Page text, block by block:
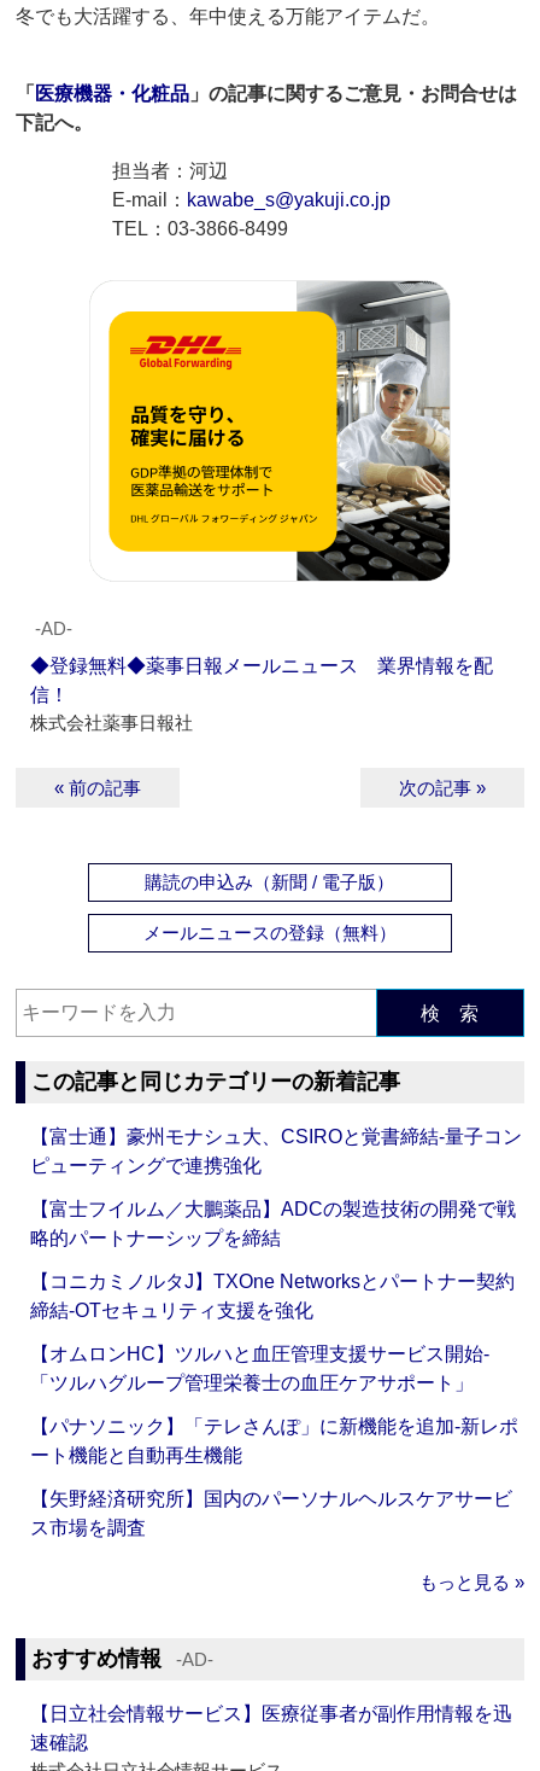
冬でも大活躍する、年中使える万能アイテムだ。
「 医療機器・化粧品 」の記事に関するご意見・お問合せは
下記へ。
担当者：河辺
E-mail： kawabe_s@yakuji.co.jp
TEL：03-3866-8499
‐AD‐
◆登録無料◆薬事日報メールニュース 業界情報を配
信！
株式会社薬事日報社
« 前の記事 次の記事 »
購読の申込み（新聞 / 電子版）
メールニュースの登録（無料）
検 索
この記事と同じカテゴリーの新着記事
【富士通】豪州モナシュ大、CSIROと覚書締結‐量子コン
ピューティングで連携強化
【富士フイルム／大鵬薬品】ADCの製造技術の開発で戦
略的パートナーシップを締結
【コニカミノルタJ】TXOne Networksとパートナー契約
締結‐OTセキュリティ支援を強化
【オムロンHC】ツルハと血圧管理支援サービス開始‐
「ツルハグループ管理栄養士の血圧ケアサポート」
【パナソニック】「テレさんぽ」に新機能を追加‐新レポ
ート機能と自動再生機能
【矢野経済研究所】国内のパーソナルヘルスケアサービ
ス市場を調査
もっと見る »
おすすめ情報 ‐AD‐
【日立社会情報サービス】医療従事者が副作用情報を迅
速確認